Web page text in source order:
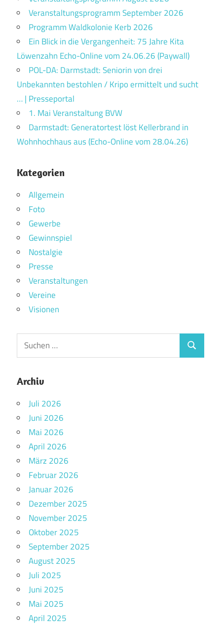
Veranstaltungsprogramm September 2026
Programm Waldkolonie Kerb 2026
Ein Blick in die Vergangenheit: 75 Jahre Kita
Löwenzahn Echo-Online vom 24.06.26 (Paywall)
POL-DA: Darmstadt: Seniorin von drei
Unbekannten bestohlen / Kripo ermittelt und sucht
… | Presseportal
1. Mai Veranstaltung BVW
Darmstadt: Generatortest löst Kellerbrand in
Wohnhochhaus aus (Echo-Online vom 28.04.26)
Kategorien
Allgemein
Foto
Gewerbe
Gewinnspiel
Nostalgie
Presse
Veranstaltungen
Vereine
Visionen
Archiv
Juli 2026
Juni 2026
Mai 2026
April 2026
März 2026
Februar 2026
Januar 2026
Dezember 2025
November 2025
Oktober 2025
September 2025
August 2025
Juli 2025
Juni 2025
Mai 2025
April 2025